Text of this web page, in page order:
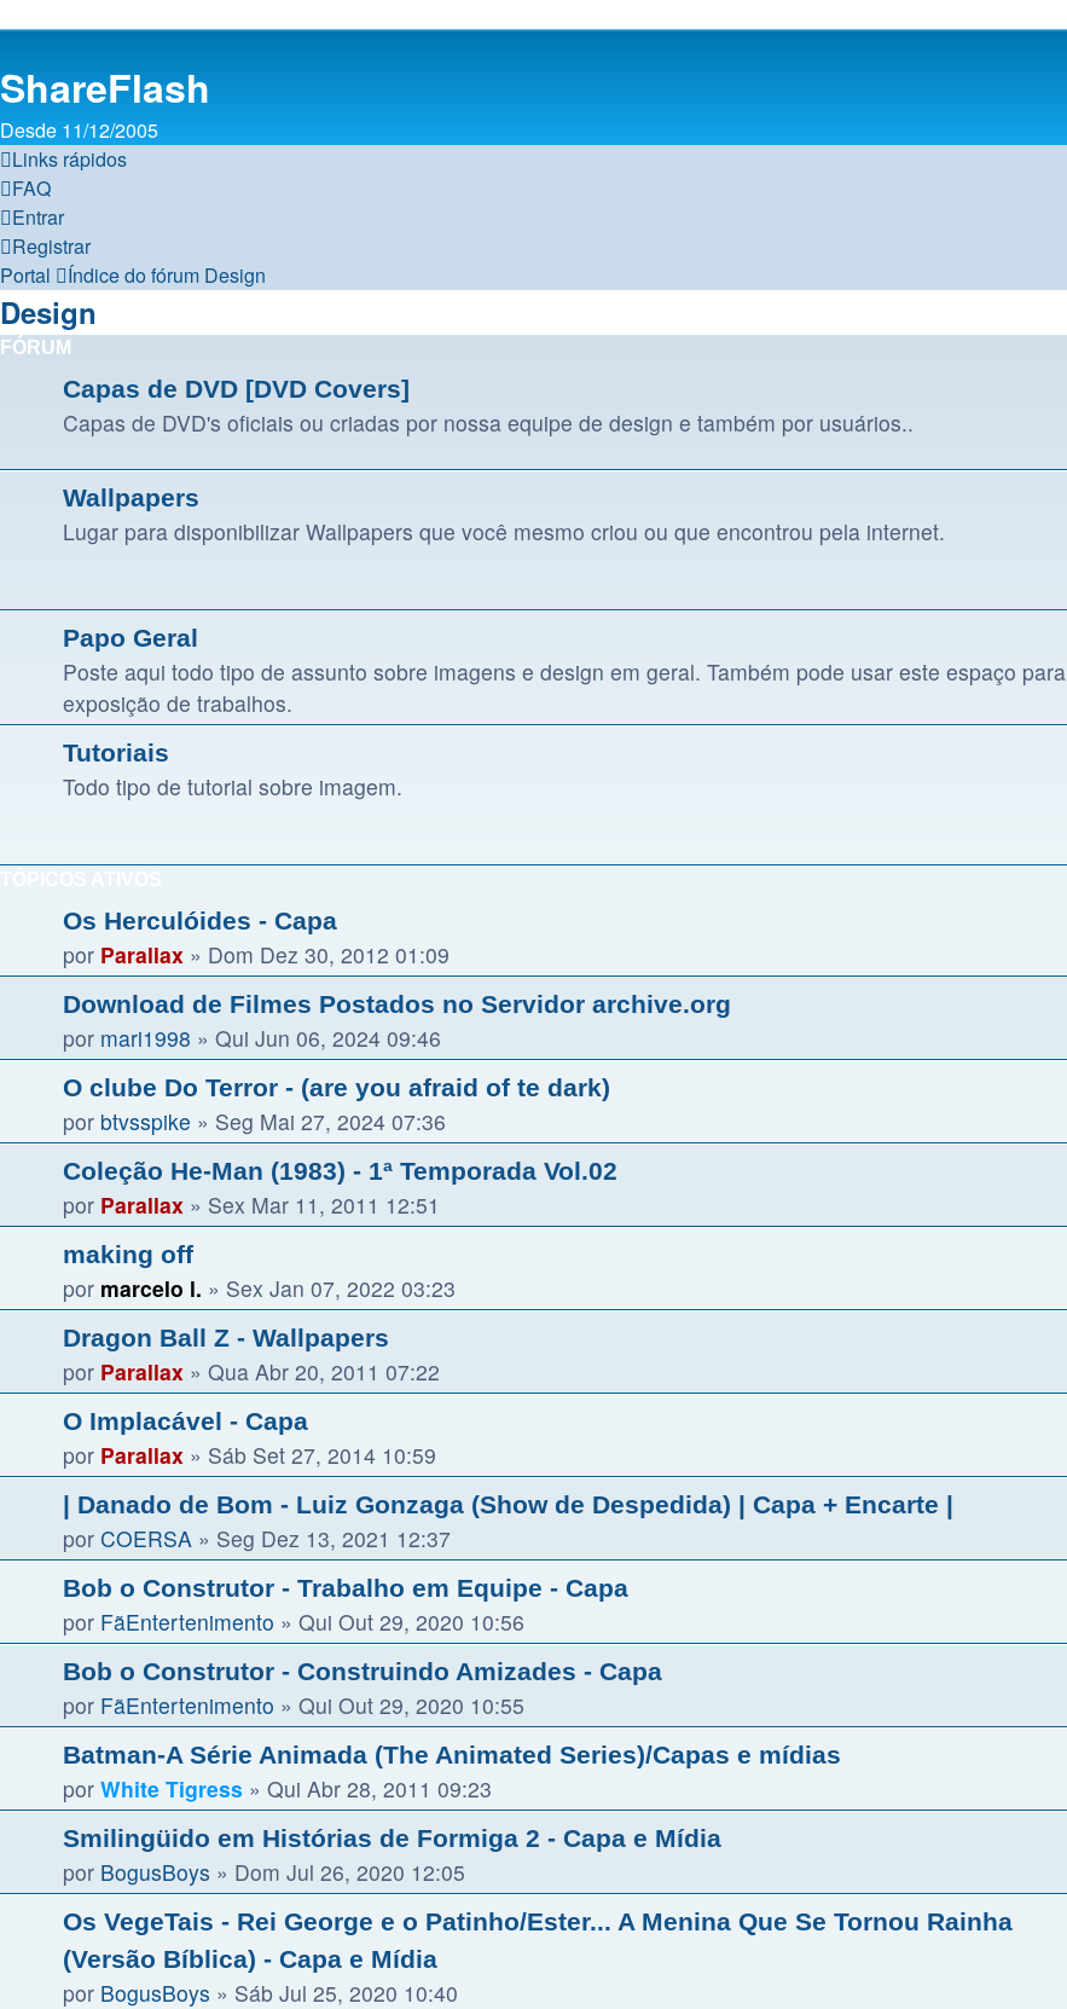
ShareFlash
Desde 11/12/2005
Links rápidos
FAQ
Entrar
Registrar
Portal
Índice do fórum Design
Design
FÓRUM
Capas de DVD [DVD Covers]
Capas de DVD's oficiais ou criadas por nossa equipe de design e também por usuários..
Wallpapers
Lugar para disponibilizar Wallpapers que você mesmo criou ou que encontrou pela internet.
Papo Geral
Poste aqui todo tipo de assunto sobre imagens e design em geral. Também pode usar este espaço para
exposição de trabalhos.
Tutoriais
Todo tipo de tutorial sobre imagem.
Os Herculóides - Capa
por Parallax » Dom Dez 30, 2012 01:09
Download de Filmes Postados no Servidor archive.org
por mari1998 » Qui Jun 06, 2024 09:46
O clube Do Terror - (are you afraid of te dark)
por btvsspike » Seg Mai 27, 2024 07:36
Coleção He-Man (1983) - 1ª Temporada Vol.02
por Parallax » Sex Mar 11, 2011 12:51
making off
por marcelo l. » Sex Jan 07, 2022 03:23
Dragon Ball Z - Wallpapers
por Parallax » Qua Abr 20, 2011 07:22
O Implacável - Capa
por Parallax » Sáb Set 27, 2014 10:59
| Danado de Bom - Luiz Gonzaga (Show de Despedida) | Capa + Encarte |
por COERSA » Seg Dez 13, 2021 12:37
Bob o Construtor - Trabalho em Equipe - Capa
por FãEntertenimento » Qui Out 29, 2020 10:56
Bob o Construtor - Construindo Amizades - Capa
por FãEntertenimento » Qui Out 29, 2020 10:55
Batman-A Série Animada (The Animated Series)/Capas e mídias
por White Tigress » Qui Abr 28, 2011 09:23
Smilingüido em Histórias de Formiga 2 - Capa e Mídia
por BogusBoys » Dom Jul 26, 2020 12:05
Os VegeTais - Rei George e o Patinho/Ester... A Menina Que Se Tornou Rainha
(Versão Bíblica) - Capa e Mídia
por BogusBoys » Sáb Jul 25, 2020 10:40